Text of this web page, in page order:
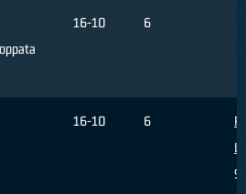
16-10 6
16-10 6